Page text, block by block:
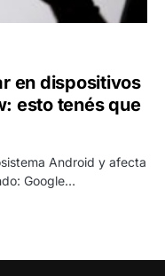
en dispositivos
esto tenés que
Android y afecta
Google…